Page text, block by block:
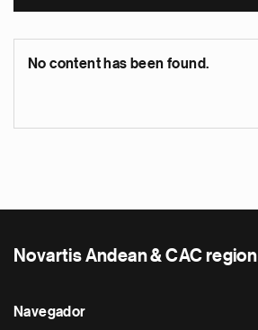
No content has been found.
Novartis Andean & CAC region
Navegador